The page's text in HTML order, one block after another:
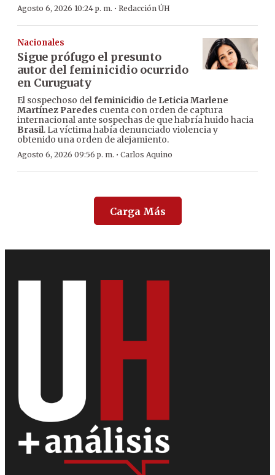
Agosto 6, 2026 10:24 p. m. · Redacción ÚH
Nacionales
Sigue prófugo el presunto
autor del feminicidio ocurrido
en Curuguaty
El sospechoso delfeminicidio de Leticia Marlene
Martínez Paredes cuenta con orden de captura
internacional ante sospechas de que habría huido hacia
Brasil. La víctima había denunciado violencia y
obtenido una orden de alejamiento.
Agosto 6, 2026 09:56 p. m. · Carlos Aquino
Carga Más